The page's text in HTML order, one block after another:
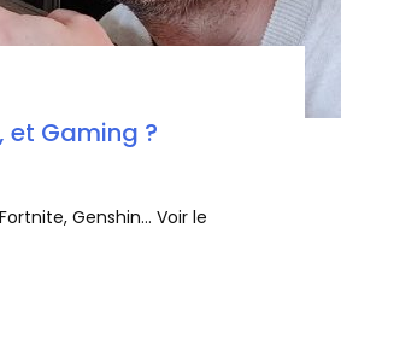
et Gaming ?
Genshin… Voir le